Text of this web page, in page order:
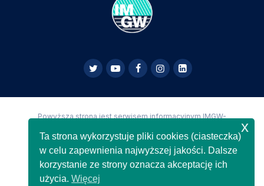
Powyższa strona jest serwisem informacyjnym IMGW-
Copyright IMGW-PIB Wszelkie prawa zastrzeżone
Ta strona wykorzystuje pliki cookies (ciasteczka)
w celu zapewnienia najwyższej jakości. Dalsze
korzystanie ze strony oznacza akceptację ich
użycia.Więcej
x